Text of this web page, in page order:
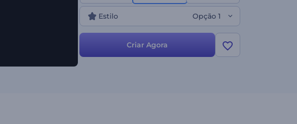
agora!
Estilo Opção 1
Criar Agora